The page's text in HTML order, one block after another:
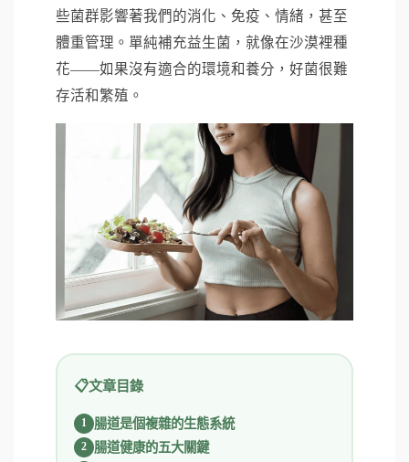
些菌群影響著我們的消化、免疫、情緒，甚至
體重管理。單純補充益生菌，就像在沙漠裡種
花——如果沒有適合的環境和養分，好菌很難
存活和繁殖。
文章目錄
腸道是個複雜的生態系統
腸道健康的五大關鍵